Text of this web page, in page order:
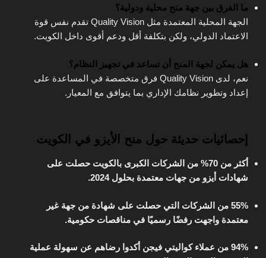
ما الفرق بين جهة منح محلية ودولية؟
الجهة المحلية المعتمدة مثل Quality Vision تقدم نفس قوة
الاعتماد الدولي، ولكن بتكلفة أقل ودعم أقوى داخل الكويت.
هل يمكن لجهة المنح أن تساعد في تجهيز النظام؟
نعم، لدى Quality Vision فرق متخصصة في المساعدة على
إعداد وتطوير نظامك الإداري بما يتوافق مع المعيار.
إحصائيات حديثة حول منح الأيزو في الكويت
أكثر من 70% من الشركات الكبرى بالكويت حصلت على
شهادات أيزو من جهات معتمدة بحلول 2024.
55% من الشركات التي حصلت على شهادة من جهة غير
معتمدة واجهت رفضًا رسميًا في مناقصات حكومية.
94% من عملاء كواليتي فيجن أكدوا رضاهم عن سهولة عملية